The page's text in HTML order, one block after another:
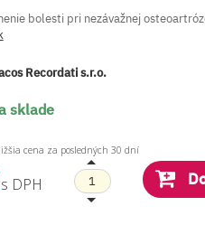
bolesti pri nezávažnej
Recordati s.r.o.
sklade
cena za posledných 30 dní
s DPH